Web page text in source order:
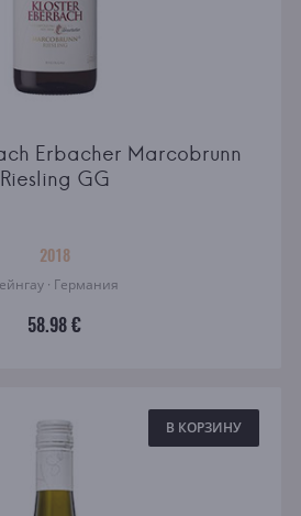
Erbacher Marcobrunn
Riesling GG
2018
· Германия
58.98 €
В КОРЗИНУ